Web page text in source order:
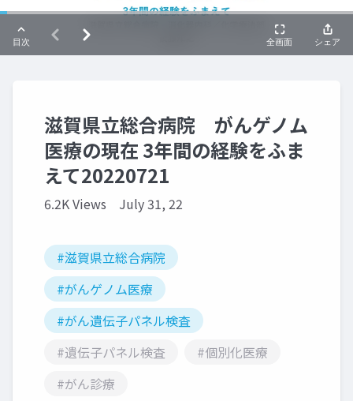
滋賀県立総合病院 がんゲノム
医療の現在 3年間の経験をふま
えて20220721
6.2K Views July 31, 22
#滋賀県立総合病院
#がんゲノム医療
#がん遺伝子パネル検査
#遺伝子パネル検査
#個別化医療
#がん診療